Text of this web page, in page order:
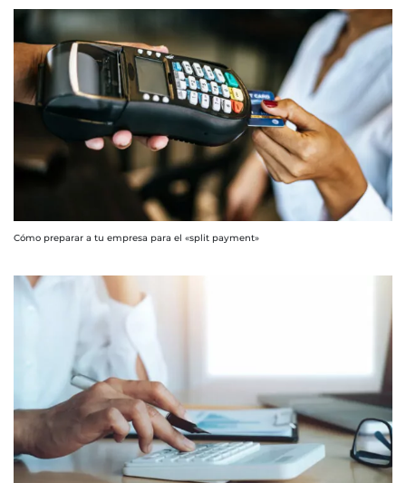
Cómo preparar a tu empresa para el «split payment»